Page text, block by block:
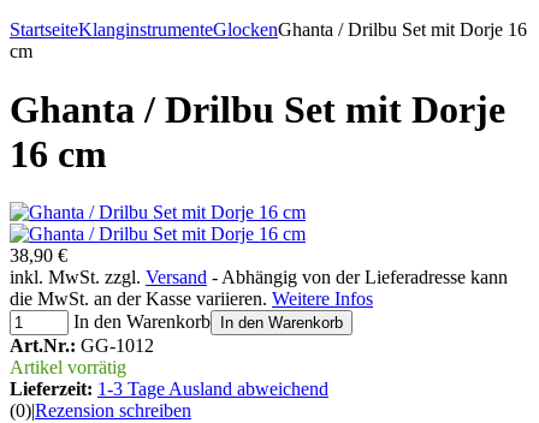
StartseiteKlanginstrumenteGlockenGhanta / Drilbu Set mit Dorje 16
cm
Ghanta / Drilbu Set mit Dorje
16 cm
38,90 €
inkl. MwSt. zzgl. Versand - Abhängig von der Lieferadresse kann
die MwSt. an der Kasse variieren. Weitere Infos
In den Warenkorb
In den Warenkorb
Art.Nr.: GG-1012
Artikel vorrätig
Lieferzeit: 1-3 Tage Ausland abweichend
(0)|Rezension schreiben